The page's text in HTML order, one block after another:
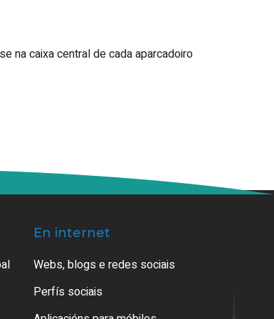
na caixa central de cada aparcadoiro
En internet
Webs, blogs e redes sociais
Perfís sociais